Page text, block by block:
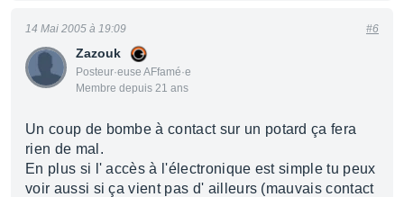
Zazouk
Posteur·euse AFfamé·e
Membre depuis 21 ans
14 Mai 2005 à 19:09 #6
Un coup de bombe à contact sur un potard ça fera
rien de mal.
En plus si l' accès à l'électronique est simple tu peux
voir aussi si ça vient pas d' ailleurs (mauvais contact